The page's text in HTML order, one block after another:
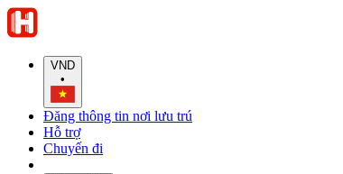
VND
•
Đăng thông tin nơi lưu trú
Hỗ trợ
Chuyến đi